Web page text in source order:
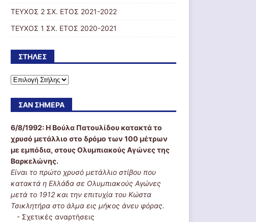
ΤΕΥΧΟΣ 2 ΣΧ. ΕΤΟΣ 2021-2022
ΤΕΥΧΟΣ 1 ΣΧ. ΕΤΟΣ 2020-2021
ΣΤΉΛΕΣ
ΣΑΝ ΣΉΜΕΡΑ
6/8/1992:Η Βούλα Πατουλίδου κατακτά το
χρυσό μετάλλιο στο δρόμο των 100 μέτρων
με εμπόδια, στους Ολυμπιακούς Αγώνες της
Βαρκελώνης.
Είναι το πρώτο χρυσό μετάλλιο στίβου που
κατακτά η Ελλάδα σε Ολυμπιακούς Αγώνες
μετά το 1912 και την επιτυχία του Κώστα
Τσικλητήρα στο άλμα εις μήκος άνευ φόρας.
- Σχετικές αναρτήσεις